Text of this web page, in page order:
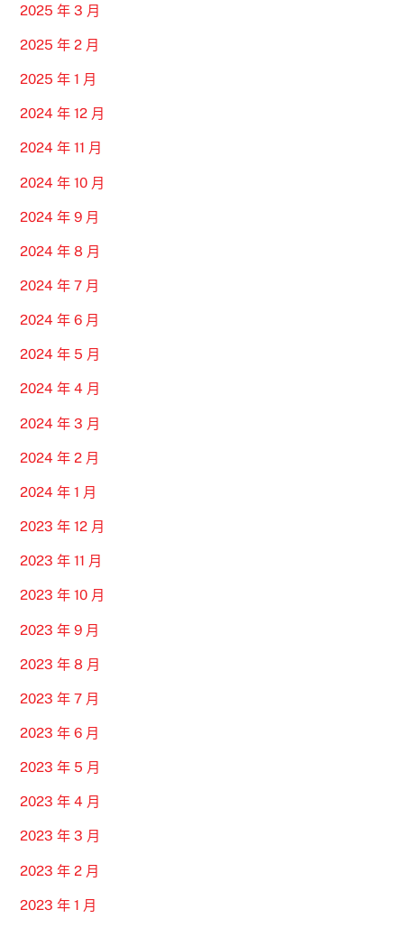
2025 年 3 月
2025 年 2 月
2025 年 1 月
2024 年 12 月
2024 年 11 月
2024 年 10 月
2024 年 9 月
2024 年 8 月
2024 年 7 月
2024 年 6 月
2024 年 5 月
2024 年 4 月
2024 年 3 月
2024 年 2 月
2024 年 1 月
2023 年 12 月
2023 年 11 月
2023 年 10 月
2023 年 9 月
2023 年 8 月
2023 年 7 月
2023 年 6 月
2023 年 5 月
2023 年 4 月
2023 年 3 月
2023 年 2 月
2023 年 1 月